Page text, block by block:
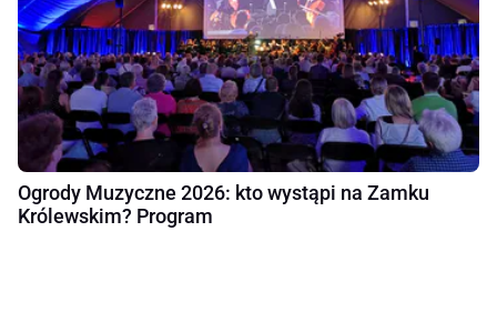
Ogrody Muzyczne 2026: kto wystąpi na Zamku
Królewskim? Program